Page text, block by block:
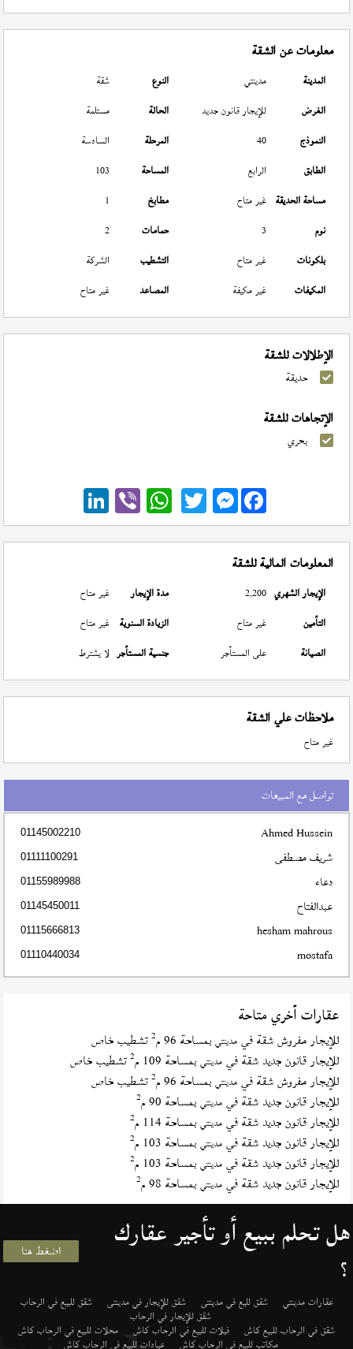
معلومات عن الشقة
المدينة مدينتي النوع
شقة
الغرض
للإيجار قانون جديد الحالة
مستلمة
النموذج
40 المرحلة
السادسة
الطابق
الرابع المساحة
103
مساحة الحديقة غير متاح مطابخ
1
نوم
3 حمامات
2
بلكونات
غير متاح التشطيب
الشركة
المكيفات
غير مكيفة المصاعد غير متاح
الإطلالات للشقة
حديقة
الإتجاهات للشقة
بحري
Messenger
المعلومات المالية للشقة
الإيجار الشهري 2,200 مدة الإيجار
غير متاح
التأمين
غير متاح الزيادة السنوية غير متاح
الصيانة
على المستأجر جنسية المستأجر لا يشترط
ملاحظات علي الشقة
غير متاح
تواصل مع المبيعات
Ahmed Hussein
01145002210
شريف مصطفى 01111100291
دعاء 01155989988
عبدالفتاح 01145450011
hesham mahrous
01115666813
mostafa
01110440034
عقارات أخري متاحة
للإيجار مفروش شقة فيمدينتي بمساحة 96 م 2تشطيب خاص
للإيجار قانون جديد شقة فيمدينتي بمساحة 109 م 2تشطيب خاص
للإيجار مفروش شقة فيمدينتي بمساحة 96 م 2تشطيب خاص
للإيجار قانون جديد شقة فيمدينتي بمساحة 90 م 2
للإيجار قانون جديد شقة فيمدينتي بمساحة 114 م 2
للإيجار قانون جديد شقة فيمدينتي بمساحة 103 م 2
للإيجار قانون جديد شقة فيمدينتي بمساحة 103 م 2
للإيجار قانون جديد شقة فيمدينتي بمساحة 98 م 2
هل تحلم ببيع أو تأجير عقارك
؟ اضغط هنا
عقارات مدينتي شقق لليع في مدينتى شقق للإيجار في مدينتى شقق للبيع في الرحاب
شقق للإيجار في الرحاب
شقق في الرحاب للبيع كاش فيلات للبيع في الرحاب كاش محلات للبيع في الرحاب كاش
مكاتب للبيع في الرحاب كاش عيادات للبيع في الرحاب كاش